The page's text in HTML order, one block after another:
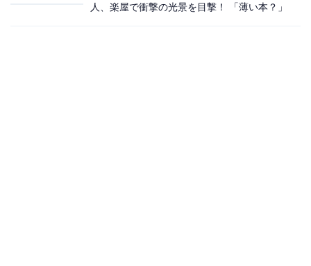
人、楽屋で衝撃の光景を目撃！ 「薄い本？」